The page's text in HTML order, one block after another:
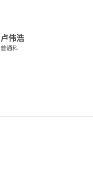
卢伟浩
普通科